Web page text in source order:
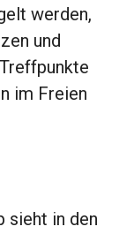
werden,
und
im Freien
sieht in den